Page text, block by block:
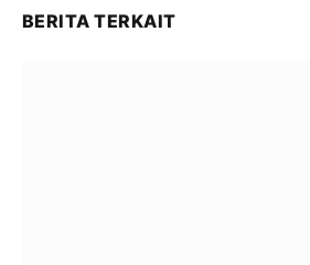
BERITA TERKAIT